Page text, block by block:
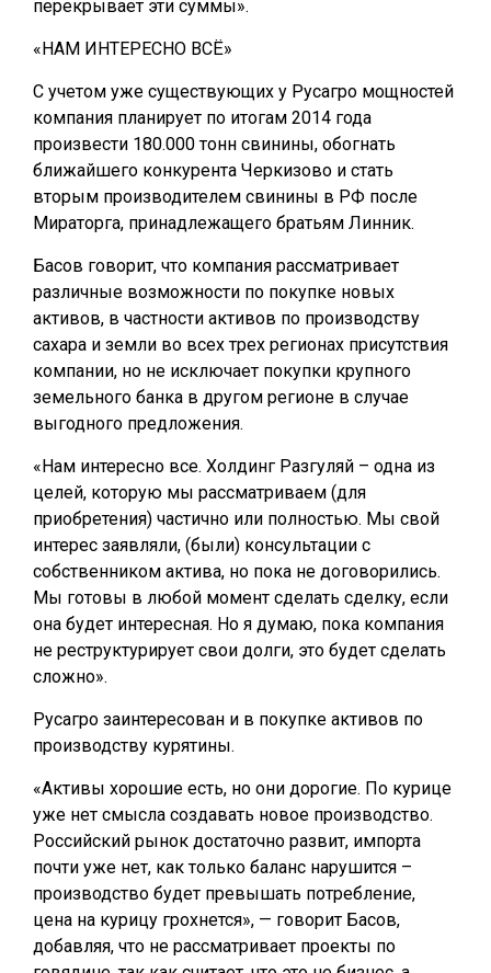
перекрывает эти суммы».
«НАМ ИНТЕРЕСНО ВСЁ»
С учетом уже существующих у Русагро мощностей
компания планирует по итогам 2014 года
произвести 180.000 тонн свинины, обогнать
ближайшего конкурента Черкизово и стать
вторым производителем свинины в РФ после
Мираторга, принадлежащего братьям Линник.
Басов говорит, что компания рассматривает
различные возможности по покупке новых
активов, в частности активов по производству
сахара и земли во всех трех регионах присутствия
компании, но не исключает покупки крупного
земельного банка в другом регионе в случае
выгодного предложения.
«Нам интересно все. Холдинг Разгуляй – одна из
целей, которую мы рассматриваем (для
приобретения) частично или полностью. Мы свой
интерес заявляли, (были) консультации с
собственником актива, но пока не договорились.
Мы готовы в любой момент сделать сделку, если
она будет интересная. Но я думаю, пока компания
не реструктурирует свои долги, это будет сделать
сложно».
Русагро заинтересован и в покупке активов по
производству курятины.
«Активы хорошие есть, но они дорогие. По курице
уже нет смысла создавать новое производство.
Российский рынок достаточно развит, импорта
почти уже нет, как только баланс нарушится –
производство будет превышать потребление,
цена на курицу грохнется», — говорит Басов,
добавляя, что не рассматривает проекты по